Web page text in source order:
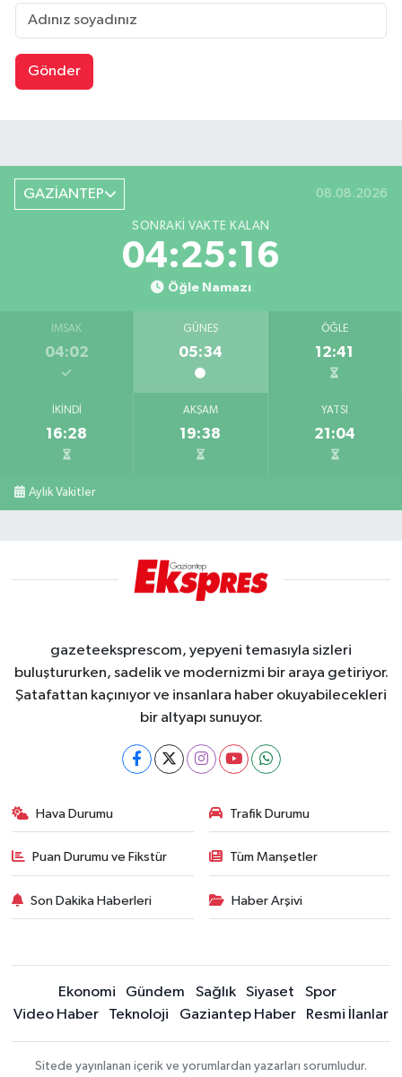
Gönder
GAZİANTEP 08.08.2026
SONRAKI VAKTE KALAN
04:25:15
Öğle Namazı
İMSAK
04:02
GÜNEŞ
05:34
ÖĞLE
12:41
İKINDI
16:28
AKŞAM
19:38
YATSI
21:04
Aylık Vakitler
gazeteeksprescom, yepyeni temasıyla sizleri
buluştururken, sadelik ve modernizmi bir araya getiriyor.
Şatafattan kaçınıyor ve insanlara haber okuyabilecekleri
bir altyapı sunuyor.
Hava Durumu Trafik Durumu
Puan Durumu ve Fikstür Tüm Manşetler
Son Dakika Haberleri Haber Arşivi
Ekonomi Gündem Sağlık Siyaset
Spor
Video Haber
Teknoloji Gaziantep Haber Resmi İlanlar
Sitede yayınlanan içerik ve yorumlardan yazarları sorumludur.